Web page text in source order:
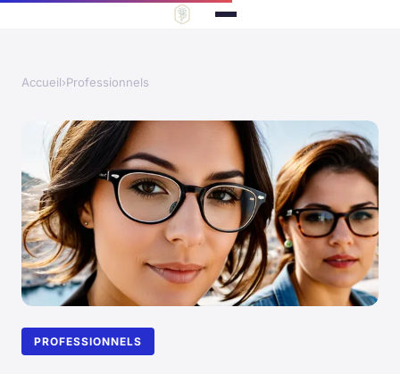
Accueil›Professionnels
PROFESSIONNELS